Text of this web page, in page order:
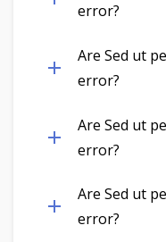
error?
Are Sed ut
error?
Are Sed ut
error?
Are Sed ut
error?